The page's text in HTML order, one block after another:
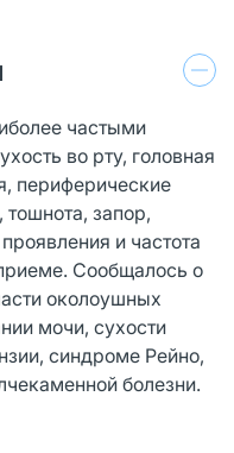
частыми
во рту, головная
периферические
тошнота, запор,
и частота
Сообщалось о
околоушных
мочи, сухости
синдроме Рейно,
болезни.